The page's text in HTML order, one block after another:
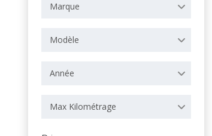
Marque
Modèle
Année
Max Kilométrage